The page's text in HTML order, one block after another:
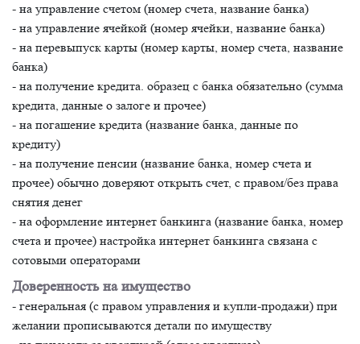
- на управление счетом (номер счета, название банка)
- на управление ячейкой (номер ячейки, название банка)
- на перевыпуск карты (номер карты, номер счета, название
банка)
- на получение кредита. образец с банка обязательно (сумма
кредита, данные о залоге и прочее)
- на погашение кредита (название банка, данные по
кредиту)
- на получение пенсии (название банка, номер счета и
прочее) обычно доверяют открыть счет, с правом/без права
снятия денег
- на оформление интернет банкинга (название банка, номер
счета и прочее) настройка интернет банкинга связана с
сотовыми операторами
Доверенность на имущество
- генеральная (с правом управления и купли-продажи) при
желании прописываются детали по имуществу